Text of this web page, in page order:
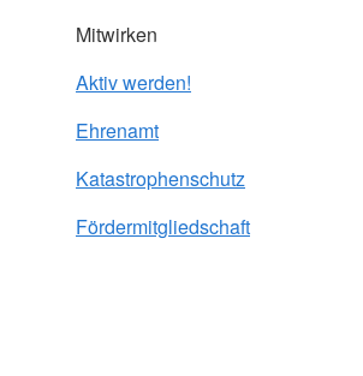
Mitwirken
Aktiv werden!
Ehrenamt
Katastrophenschutz
Fördermitgliedschaft